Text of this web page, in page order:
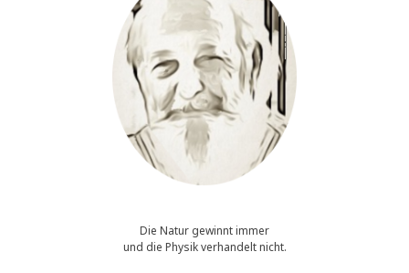
Die Natur gewinnt immer
und die Physik verhandelt nicht.